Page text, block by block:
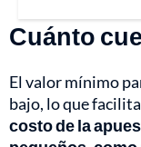
Cuánto
El valor mínimo
bajo, lo que
costo de la